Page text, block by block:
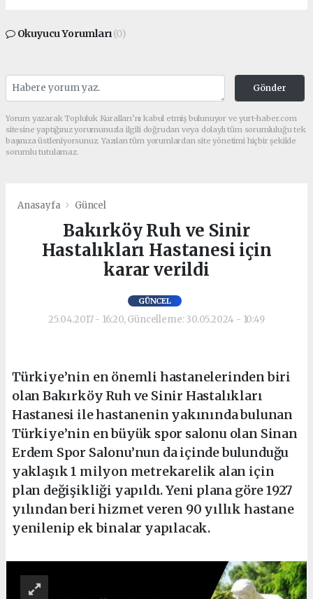
Okuyucu Yorumları(0)
Gönder
Yorum yazarak Topluluk Kuralları’nı kabul etmiş bulunuyor ve yurt-haber.com
sitesine yaptığınız yorumunuzla ilgili doğrudan veya dolaylı tüm sorumluluğu tek
başınıza üstleniyorsunuz. Yazılan tüm yorumlardan site yönetimi hiçbir şekilde
sorumlu tutulamaz.
Anasayfa Güncel
Bakırköy Ruh ve Sinir
Hastalıkları Hastanesi için
karar verildi
GÜNCEL
25.04.2017 - 16:20, Güncelleme: 30.05.2024 - 10:49
Türkiye’nin en önemli hastanelerinden biri
olan Bakırköy Ruh ve Sinir Hastalıkları
Hastanesi ile hastanenin yakınında bulunan
Türkiye’nin en büyük spor salonu olan Sinan
Erdem Spor Salonu’nun da içinde bulunduğu
yaklaşık 1 milyon metrekarelik alan için
plan değişikliği yapıldı. Yeni plana göre 1927
yılından beri hizmet veren 90 yıllık hastane
yenilenip ek binalar yapılacak.